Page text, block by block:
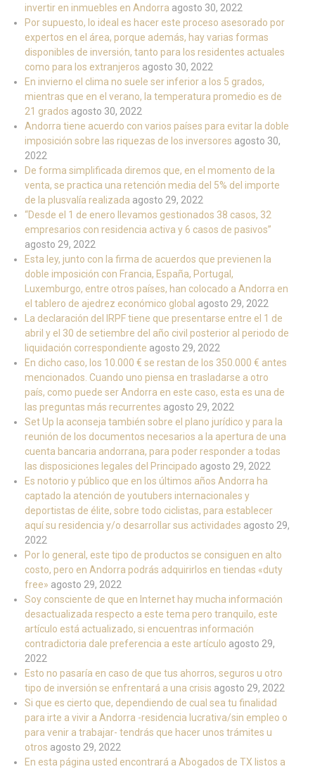
invertir en inmuebles en Andorra agosto 30, 2022
Por supuesto, lo ideal es hacer este proceso asesorado por
expertos en el área, porque además, hay varias formas
disponibles de inversión, tanto para los residentes actuales
como para los extranjeros agosto 30, 2022
En invierno el clima no suele ser inferior a los 5 grados,
mientras que en el verano, la temperatura promedio es de
21 grados agosto 30, 2022
Andorra tiene acuerdo con varios países para evitar la doble
imposición sobre las riquezas de los inversores agosto 30,
2022
De forma simplificada diremos que, en el momento de la
venta, se practica una retención media del 5% del importe
de la plusvalía realizada agosto 29, 2022
“Desde el 1 de enero llevamos gestionados 38 casos, 32
empresarios con residencia activa y 6 casos de pasivos”
agosto 29, 2022
Esta ley, junto con la firma de acuerdos que previenen la
doble imposición con Francia, España, Portugal,
Luxemburgo, entre otros países, han colocado a Andorra en
el tablero de ajedrez económico global agosto 29, 2022
La declaración del IRPF tiene que presentarse entre el 1 de
abril y el 30 de setiembre del año civil posterior al periodo de
liquidación correspondiente agosto 29, 2022
En dicho caso, los 10.000 € se restan de los 350.000 € antes
mencionados. Cuando uno piensa en trasladarse a otro
país, como puede ser Andorra en este caso, esta es una de
las preguntas más recurrentes agosto 29, 2022
Set Up la aconseja también sobre el plano jurídico y para la
reunión de los documentos necesarios a la apertura de una
cuenta bancaria andorrana, para poder responder a todas
las disposiciones legales del Principado agosto 29, 2022
Es notorio y público que en los últimos años Andorra ha
captado la atención de youtubers internacionales y
deportistas de élite, sobre todo ciclistas, para establecer
aquí su residencia y/o desarrollar sus actividades agosto 29,
2022
Por lo general, este tipo de productos se consiguen en alto
costo, pero en Andorra podrás adquirirlos en tiendas «duty
free» agosto 29, 2022
Soy consciente de que en Internet hay mucha información
desactualizada respecto a este tema pero tranquilo, este
artículo está actualizado, si encuentras información
contradictoria dale preferencia a este artículo agosto 29,
2022
Esto no pasaría en caso de que tus ahorros, seguros u otro
tipo de inversión se enfrentará a una crisis agosto 29, 2022
Si que es cierto que, dependiendo de cual sea tu finalidad
para irte a vivir a Andorra -residencia lucrativa/sin empleo o
para venir a trabajar- tendrás que hacer unos trámites u
otros agosto 29, 2022
En esta página usted encontrará a Abogados de TX listos a